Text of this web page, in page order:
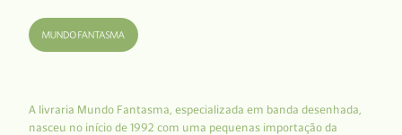
A livraria Mundo Fantasma, especializada em banda desenhada,
nasceu no início de 1992 com uma pequenas importação da